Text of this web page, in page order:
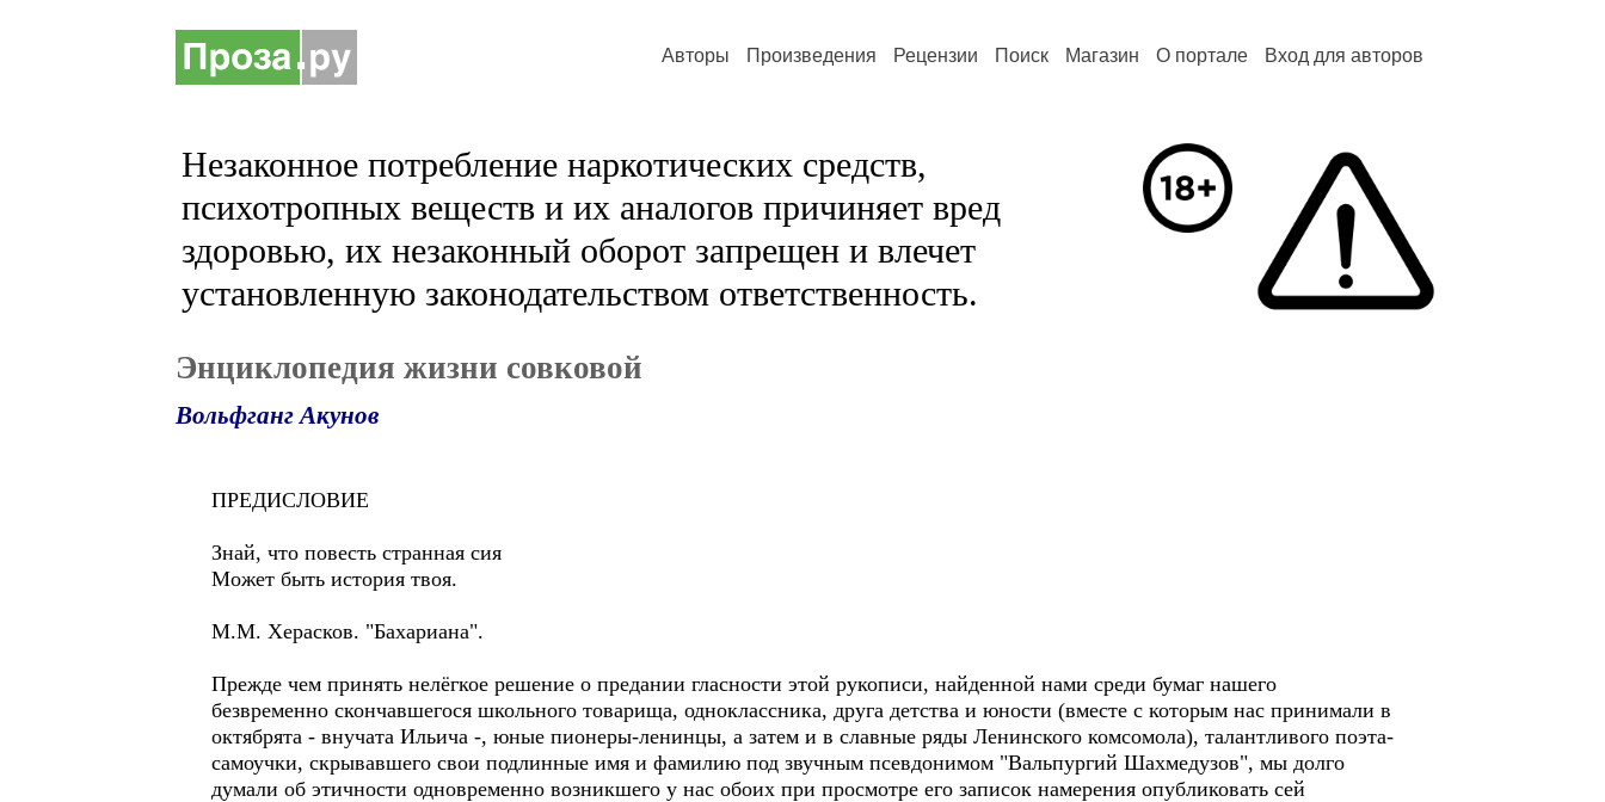
Авторы Произведения Рецензии Поиск Магазин О портале Вход для авторов
Незаконное потребление наркотических средств,
психотропных веществ и их аналогов причиняет вред
здоровью, их незаконный оборот запрещен и влечет
установленную законодательством ответственность.
Энциклопедия жизни совковой
Вольфганг Акунов
ПРЕДИСЛОВИЕ
Знай, что повесть странная сия
Может быть история твоя.
М.М. Херасков. "Бахариана".
Прежде чем принять нелёгкое решение о предании гласности этой рукописи, найденной нами среди бумаг нашего
безвременно скончавшегося школьного товарища, одноклассника, друга детства и юности (вместе с которым нас принимали в
октябрята - внучата Ильича -, юные пионеры-ленинцы, а затем и в славные ряды Ленинского комсомола), талантливого поэта-
самоучки, скрывавшего свои подлинные имя и фамилию под звучным псевдонимом "Вальпургий Шахмедузов", мы долго
думали об этичности одновременно возникшего у нас обоих при просмотре его записок намерения опубликовать сей